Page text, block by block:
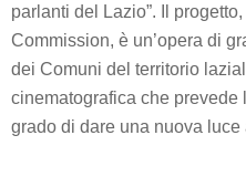
parlanti del Lazio”. Il
Commission, è un’opera di
dei Comuni del territorio
cinematografica che
grado di dare una nuova